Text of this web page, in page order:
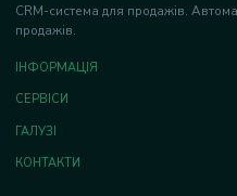
CRM-система для продажів.
продажів.
ІНФОРМАЦІЯ
СЕРВІСИ
ГАЛУЗІ
КОНТАКТИ